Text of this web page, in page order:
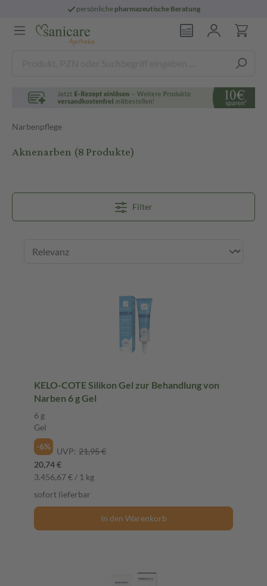
persönliche pharmazeutische Beratung
Narbenpflege
Aknenarben (8 Produkte)
Filter
KELO-COTE Silikon Gel zur Behandlung von
Narben 6 g Gel
6 g
Gel
-6%
UVP: 21,95 €
20,74 €
3.456,67 € / 1 kg
sofort lieferbar
In den Warenkorb